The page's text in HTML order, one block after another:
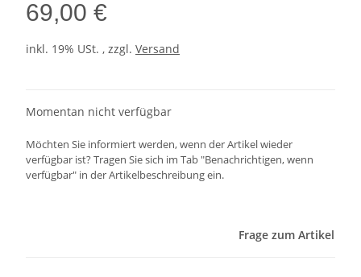
69,00 €
inkl. 19% USt. , zzgl. Versand
Momentan nicht verfügbar
Möchten Sie informiert werden, wenn der Artikel wieder
verfügbar ist? Tragen Sie sich im Tab "Benachrichtigen, wenn
verfügbar" in der Artikelbeschreibung ein.
Frage zum Artikel